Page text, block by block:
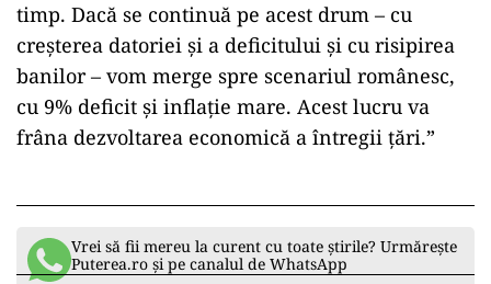
timp. Dacă se continuă pe acest drum – cu
creșterea datoriei și a deficitului și cu risipirea
banilor – vom merge spre scenariul românesc,
cu 9% deficit și inflație mare. Acest lucru va
frâna dezvoltarea economică a întregii țări.”
Vrei să fii mereu la curent cu toate știrile? Urmărește
Puterea.ro și pe canalul de WhatsApp